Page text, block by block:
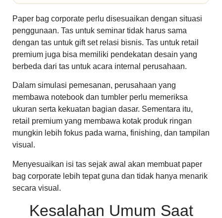
Paper bag corporate perlu disesuaikan dengan situasi
penggunaan. Tas untuk seminar tidak harus sama
dengan tas untuk gift set relasi bisnis. Tas untuk retail
premium juga bisa memiliki pendekatan desain yang
berbeda dari tas untuk acara internal perusahaan.
Dalam simulasi pemesanan, perusahaan yang
membawa notebook dan tumbler perlu memeriksa
ukuran serta kekuatan bagian dasar. Sementara itu,
retail premium yang membawa kotak produk ringan
mungkin lebih fokus pada warna, finishing, dan tampilan
visual.
Menyesuaikan isi tas sejak awal akan membuat paper
bag corporate lebih tepat guna dan tidak hanya menarik
secara visual.
Kesalahan Umum Saat